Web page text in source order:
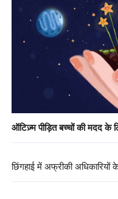
ऑटिज़्म पीड़ित बच्चों की मदद के
छिंगहाई में अफ्रीकी अधिकारियों